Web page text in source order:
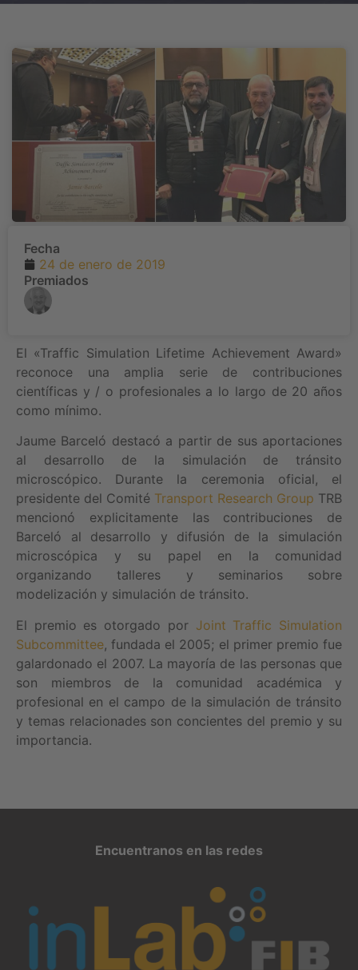
El «Traffic Simulation Lifetime Achievement Award»
reconoce una amplia serie de contribuciones
científicas y / o profesionales a lo largo de 20 años
como mínimo.
Jaume Barceló destacó a partir de sus aportaciones
al desarrollo de la simulación de tránsito
microscópico. Durante la ceremonia oficial, el
presidente del Comité Transport Research Group TRB
mencionó explicitamente las contribuciones de
Barceló al desarrollo y difusión de la simulación
microscópica y su papel en la comunidad
organizando talleres y seminarios sobre
modelización y simulación de tránsito.
El premio es otorgado por Joint Traffic Simulation
Subcommittee, fundada el 2005; el primer premio fue
galardonado el 2007. La mayoría de las personas que
son miembros de la comunidad académica y
profesional en el campo de la simulación de tránsito
y temas relacionades son concientes del premio y su
importancia.
Fecha
24 de enero de 2019
Premiados
Encuentranos en las redes